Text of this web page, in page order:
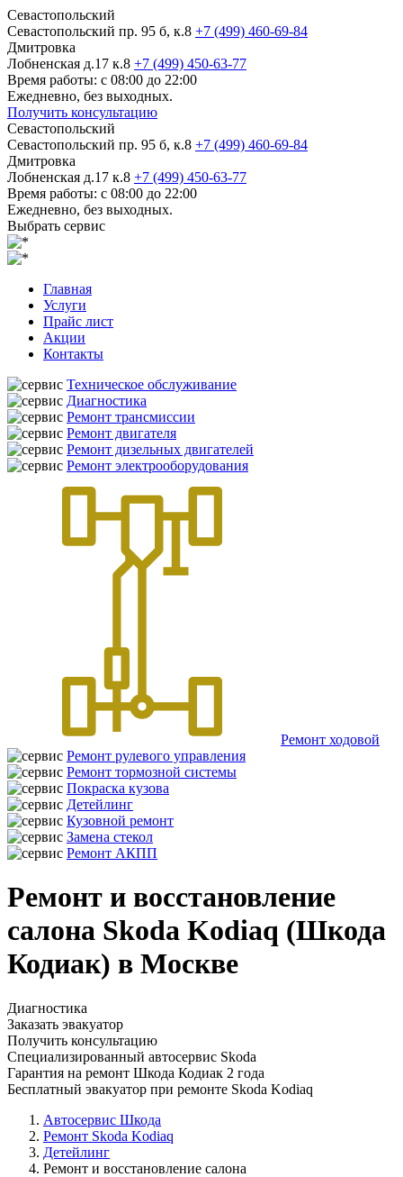
Севастопольский
Севастопольский пр. 95 б, к.8 +7 (499) 460-69-84
Дмитровка
Лобненская д.17 к.8 +7 (499) 450-63-77
Время работы: с 08:00 до 22:00
Ежедневно, без выходных.
Получить консультацию
Севастопольский
Севастопольский пр. 95 б, к.8 +7 (499) 460-69-84
Дмитровка
Лобненская д.17 к.8 +7 (499) 450-63-77
Время работы: с 08:00 до 22:00
Ежедневно, без выходных.
Выбрать сервис
Главная
Услуги
Прайс лист
Акции
Контакты
Техническое обслуживание
Диагностика
Ремонт трансмиссии
Ремонт двигателя
Ремонт дизельных двигателей
Ремонт электрооборудования
Ремонт ходовой
Ремонт рулевого управления
Ремонт тормозной системы
Покраска кузова
Детейлинг
Кузовной ремонт
Замена стекол
Ремонт АКПП
Ремонт и восстановление
салона Skoda Kodiaq (Шкода
Кодиак) в Москве
Диагностика
Заказать эвакуатор
Получить консультацию
Специализированный автосервис Skoda
Гарантия на ремонт Шкода Кодиак 2 года
Бесплатный эвакуатор при ремонте Skoda Kodiaq
Автосервис Шкода
Ремонт Skoda Kodiaq
Детейлинг
Ремонт и восстановление салона